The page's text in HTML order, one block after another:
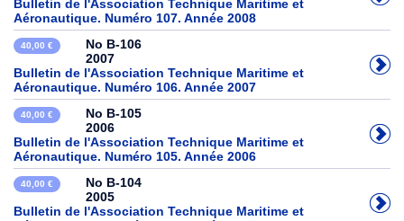
Bulletin de l'Association Technique Maritime et
Aéronautique. Numéro 107. Année 2008
40,00 €
No B-106
2007
Bulletin de l'Association Technique Maritime et
Aéronautique. Numéro 106. Année 2007
40,00 €
No B-105
2006
Bulletin de l'Association Technique Maritime et
Aéronautique. Numéro 105. Année 2006
40,00 €
No B-104
2005
Bulletin de l'Association Technique Maritime et